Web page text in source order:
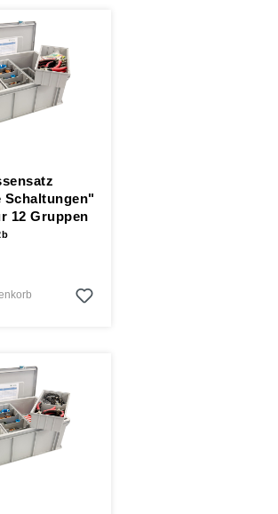
Schaltungen"
12 Gruppen